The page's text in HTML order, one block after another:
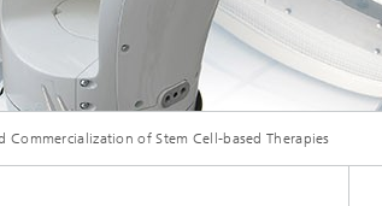
of Stem Cell-based Therapies